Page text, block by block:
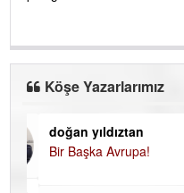
Köşe Yazarlarımız
doğan yıldıztan
Bir Başka Avrupa!